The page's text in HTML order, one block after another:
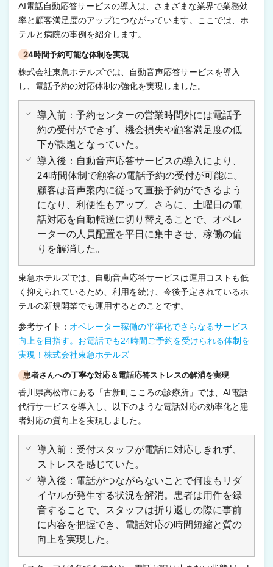
AI電話自動応答サービスの導入は、さまざまな業界で業務効
率と顧客満足度のアップにつながっています。ここでは、ホ
テルと病院の事例を紹介します。
24時間予約可能な体制を実現
株式会社東急ホテルズでは、自動音声応答サービスを導入
し、電話予約の対応体制の強化を実現しました。
導入前：予約センターの営業時間外には電話予
約の受付ができず、機会損失や顧客満足度の低
下が課題となっていた。
導入後：自動音声応答サービスの導入により、
24時間体制で顧客の電話予約の受付が可能に。
顧客は音声案内に従って直接予約ができるよう
になり、利便性もアップ。さらに、土曜日の電
話対応を自動転送に切り替えることで、オペレ
ーターの人員配置を平日に集中させ、稼働の偏
りを解消した。
東急ホテルズでは、自動音声応答サービスは運用コストも低
く抑えられているため、利用を続け、今後予定されているホ
テルの新規開業でも運用するとのことです。
参考サイト： オペレーター稼働の平準化でさらなるサービス
向上を目指す。お電話でも24時間ご予約を受けられる体制を
実現！株式会社東急ホテルズ
患者さんへの丁寧な対応＆電話応答ストレスの解消を実現
香川県高松市にある「古新町こころの診療所」では、AI電話
代行サービスを導入し、以下のような電話対応の効率化と患
者対応の質向上を実現しました。
導入前：受付スタッフが電話に対応しきれず、
ストレスを感じていた。
導入後：電話がつながらないことで何度もリダ
イヤルが発生する状況を解消。患者は用件を録
音することで、スタッフは折り返しの際に事前
に内容を把握でき、電話対応の時間短縮と質の
向上を実現した。